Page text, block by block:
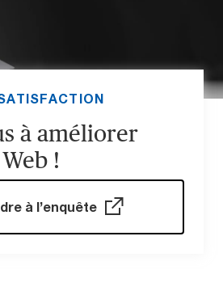
à améliorer
!
à l’enquête